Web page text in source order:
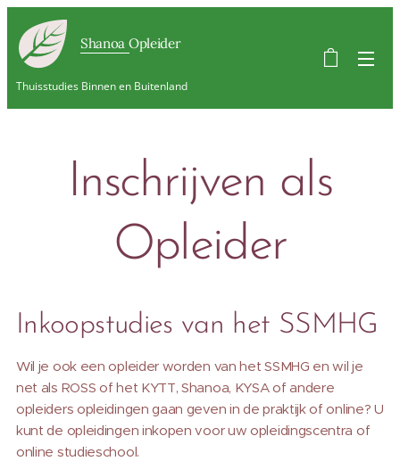
Shanoa Opleider
Thuisstudies Binnen en Buitenland
Inschrijven als
Opleider
Inkoopstudies van het SSMHG
Wil je ook een opleider worden van het SSMHG en wil je
net als ROSS of het KYTT, Shanoa, KYSA of andere
opleiders opleidingen gaan geven in de praktijk of online? U
kunt de opleidingen inkopen voor uw opleidingscentra of
online studieschool.